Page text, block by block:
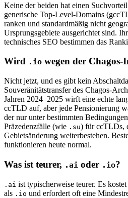
Keine der beiden hat einen
generische Top-Level-Domains
ranken und standardmäßig nicht
Ursprungsgebiete ausgerichtet sind.
technisches SEO bestimmen das
Wird .io wegen der Chagos-
Nicht jetzt, und es gibt kein
Souveränitätstransfer des Chagos-
Jahren 2024–2025 wirft eine echte
ccTLD auf, aber jede Pensionierung
der nur unter bestimmten
Präzedenzfälle (wie .su) für ccTLDs,
Gebietsänderung weiterbestehen.
funktionieren heute normal.
Was ist teurer, .ai oder .io?
.ai ist typischerweise teurer. Es
als .io und erfordert oft eine